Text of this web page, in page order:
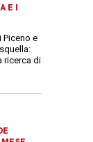
E I
Piceno e
ricerca di